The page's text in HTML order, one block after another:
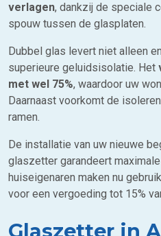
verlagen, dankzij de speciale
spouw tussen de glasplaten.
Dubbel glas levert niet alleen
superieure geluidsisolatie. Het
met wel 75%, waardoor uw
Daarnaast voorkomt de
ramen.
De installatie van uw nieuwe
glaszetter garandeert
huiseigenaren maken nu
voor een vergoeding tot 15%
Glaszetter in